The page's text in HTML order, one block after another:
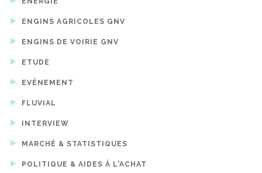
ENGINS AGRICOLES GNV
ENGINS DE VOIRIE GNV
ETUDE
EVÉNEMENT
FLUVIAL
INTERVIEW
MARCHÉ & STATISTIQUES
POLITIQUE & AIDES À L'ACHAT